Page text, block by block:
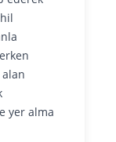
alan
yer alma